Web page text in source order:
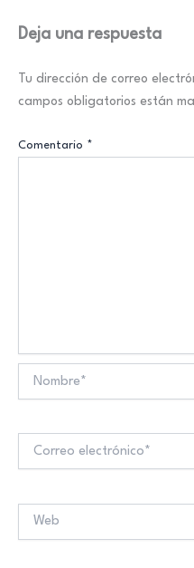
Deja una respuesta
Tu dirección de correo
campos obligatorios están
Comentario *